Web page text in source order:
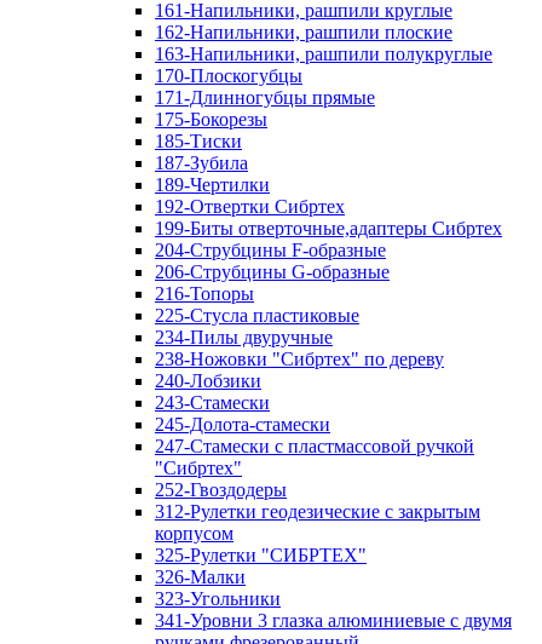
161-Напильники, рашпили круглые
162-Напильники, рашпили плоские
163-Напильники, рашпили полукруглые
170-Плоскогубцы
171-Длинногубцы прямые
175-Бокорезы
185-Тиски
187-Зубила
189-Чертилки
192-Отвертки Сибртех
199-Биты отверточные,адаптеры Сибртех
204-Струбцины F-образные
206-Струбцины G-образные
216-Топоры
225-Стусла пластиковые
234-Пилы двуручные
238-Ножовки "Сибртех" по дереву
240-Лобзики
243-Стамески
245-Долота-стамески
247-Стамески с пластмассовой ручкой
"Сибртех"
252-Гвоздодеры
312-Рулетки геодезические с закрытым
корпусом
325-Рулетки "СИБРТЕХ"
326-Малки
323-Угольники
341-Уровни 3 глазка алюминиевые с двумя